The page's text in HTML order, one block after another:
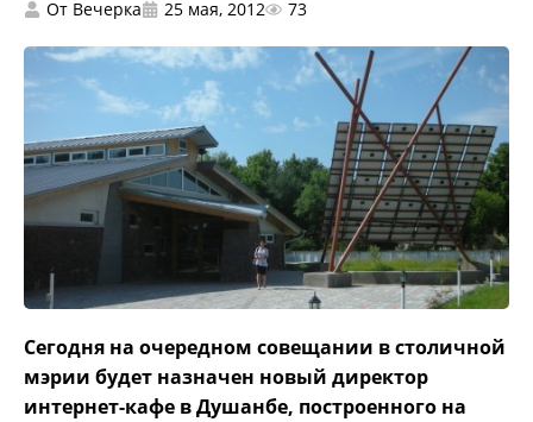
От Вечерка 25 мая, 2012 73
Сегодня на очередном совещании в столичной
мэрии будет назначен новый директор
интернет-кафе в Душанбе, построенного на